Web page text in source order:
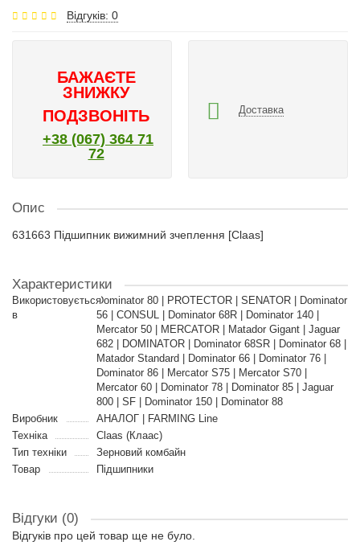
Відгуків: 0
БАЖАЄТЕ
ЗНИЖКУ
ПОДЗВОНІТЬ
+38 (067) 364 71
72
Доставка
Опис
631663 Підшипник вижимний зчеплення [Claas]
Характеристики
Використовується
в
Dominator 80 | PROTECTOR | SENATOR | Dominator
56 | CONSUL | Dominator 68R | Dominator 140 |
Mercator 50 | MERCATOR | Matador Gigant | Jaguar
682 | DOMINATOR | Dominator 68SR | Dominator 68 |
Matador Standard | Dominator 66 | Dominator 76 |
Dominator 86 | Mercator S75 | Mercator S70 |
Mercator 60 | Dominator 78 | Dominator 85 | Jaguar
800 | SF | Dominator 150 | Dominator 88
Виробник
АНАЛОГ | FARMING Line
Техніка
Claas (Клаас)
Тип техніки
Зерновий комбайн
Товар
Підшипники
Відгуки (0)
Відгуків про цей товар ще не було.